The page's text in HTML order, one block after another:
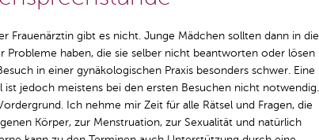
Frauenärztin gibt es nicht. Junge Mädchen sollten dann in die
Probleme haben, die sie selber nicht beantworten oder lösen
in einer gynäkologischen Praxis besonders schwer. Eine
jedoch meistens bei den ersten Besuchen nicht notwendig.
Ich nehme mir Zeit für alle Rätsel und Fragen, die
Körper, zur Menstruation, zur Sexualität und natürlich